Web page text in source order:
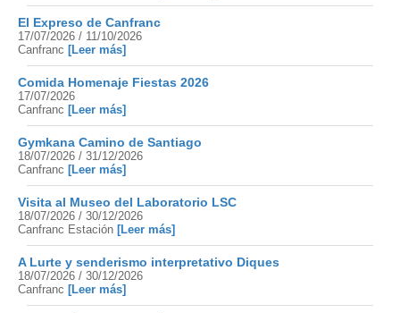
El Expreso de Canfranc
17/07/2026 / 11/10/2026
Canfranc [Leer más]
Comida Homenaje Fiestas 2026
17/07/2026
Canfranc [Leer más]
Gymkana Camino de Santiago
18/07/2026 / 31/12/2026
Canfranc [Leer más]
Visita al Museo del Laboratorio LSC
18/07/2026 / 30/12/2026
Canfranc Estación [Leer más]
A Lurte y senderismo interpretativo Diques
18/07/2026 / 30/12/2026
Canfranc [Leer más]